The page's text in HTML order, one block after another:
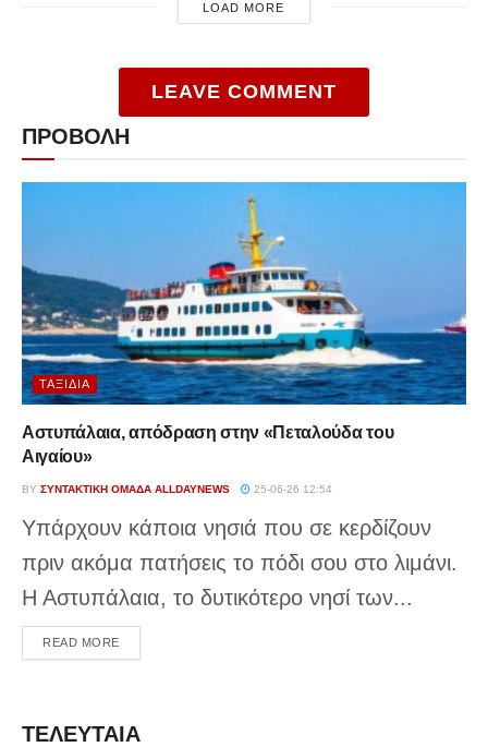
LOAD MORE
LEAVE COMMENT
ΠΡΟΒΟΛΗ
ΤΑΞΊΔΙΑ
Αστυπάλαια, απόδραση στην «Πεταλούδα του
Αιγαίου»
BY ΣΥΝΤΑΚΤΙΚΉ ΟΜΆΔΑ ALLDAYNEWS 25-06-26 12:54
Υπάρχουν κάποια νησιά που σε κερδίζουν
πριν ακόμα πατήσεις το πόδι σου στο λιμάνι.
Η Αστυπάλαια, το δυτικότερο νησί των...
READ MOREDETAILS
ΤΕΛΕΥΤΑΙΑ